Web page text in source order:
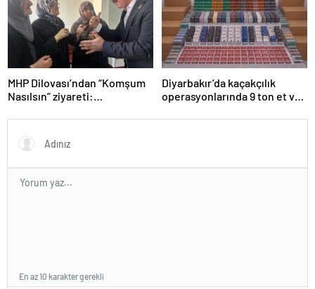
MHP Dilovası’ndan “Komşum
Nasılsın” ziyareti:
insan var”
Diyarbakır’da kaçakçılık
operasyonlarında 9 ton et ve
geçirildi
En az 10 karakter gerekli